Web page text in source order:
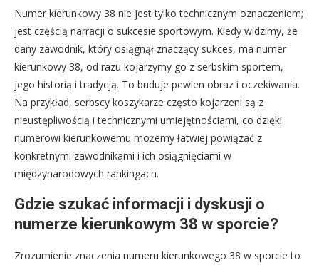
Numer kierunkowy 38 nie jest tylko technicznym oznaczeniem;
jest częścią narracji o sukcesie sportowym. Kiedy widzimy, że
dany zawodnik, który osiągnął znaczący sukces, ma numer
kierunkowy 38, od razu kojarzymy go z serbskim sportem,
jego historią i tradycją. To buduje pewien obraz i oczekiwania.
Na przykład, serbscy koszykarze często kojarzeni są z
nieustępliwością i technicznymi umiejętnościami, co dzięki
numerowi kierunkowemu możemy łatwiej powiązać z
konkretnymi zawodnikami i ich osiągnięciami w
międzynarodowych rankingach.
Gdzie szukać informacji i dyskusji o
numerze kierunkowym 38 w sporcie?
Zrozumienie znaczenia numeru kierunkowego 38 w sporcie to